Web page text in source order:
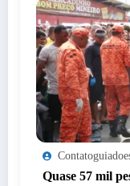
Quase 57 mil